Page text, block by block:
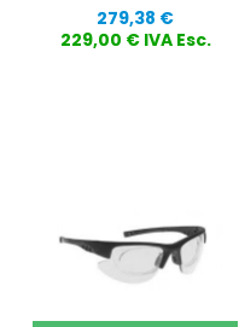
Prezzo
279,38 €
229,00 € IVA Esc.